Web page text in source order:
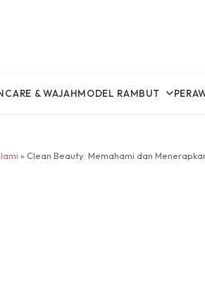
& WAJAHMODEL RAMBUT
» Clean Beauty: Memahami dan